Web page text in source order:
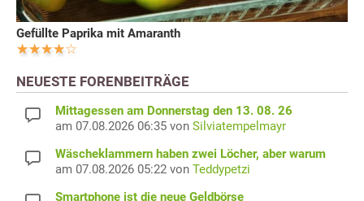
Gefüllte Paprika mit Amaranth
NEUESTE FORENBEITRÄGE
Mittagessen am Donnerstag den 13. 08. 26
am 07.08.2026 06:35 von Silviatempelmayr
Wäscheklammern haben zwei Löcher, aber warum
am 07.08.2026 05:22 von Teddypetzi
Smartphone ist die neue Geldbörse